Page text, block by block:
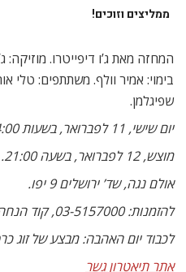
ממליצים וזוכים!
המחזה מאת ג’ו דיפייטרו. מוזיקה:
בימוי: אמיר וולף. משתתפים: טלי
שפיגלמן.
יום שישי, 11 לפברואר, בשעות 14:00, 21:00;
מוצש, 12 לפברואר, בשעה 21:00.
אולם נגה, שד’ ירושלים 9 יפו.
להזמנות: 03-5157000, קוד הנחה 1875.
לכבוד יום האהבה: מבצע של זוג כרטיסים ו-2
אתר תיאטרון גשר